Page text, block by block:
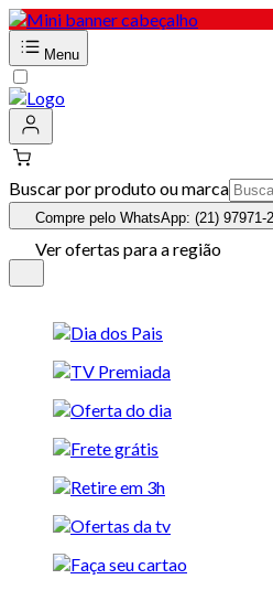
Menu
Buscar por produto ou marca
Compre pelo WhatsApp: (21) 97971-
Ver ofertas para a região